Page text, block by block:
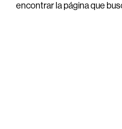
encontrar la página que